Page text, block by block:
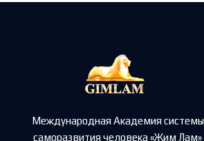
Международная Академия системы
саморазвития человека «Жим Лам»